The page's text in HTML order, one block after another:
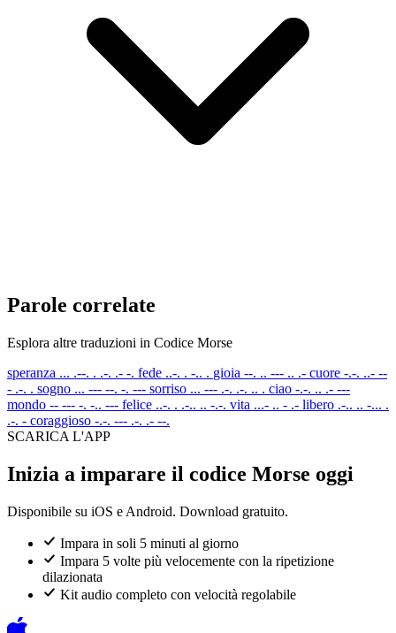
Parole correlate
Esplora altre traduzioni in Codice Morse
speranza ... .--. . .-. .- -. fede ..-. . -.. . gioia --. .. --- .. .- cuore -.-. ..- --
- .-. . sogno ... --- --. -. --- sorriso ... --- .-. .-. .. . ciao -.-. .. .- ---
mondo -- --- -. -.. --- felice ..-. . .-.. .. -.-. vita ...- .. - .- libero .-.. .. -... .
.-. - coraggioso -.-. --- .-. .- --.
SCARICA L'APP
Inizia a imparare il codice Morse oggi
Disponibile su iOS e Android. Download gratuito.
Impara in soli 5 minuti al giorno
Impara 5 volte più velocemente con la ripetizione
dilazionata
Kit audio completo con velocità regolabile